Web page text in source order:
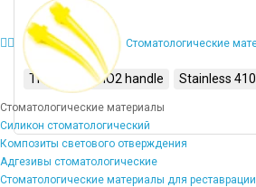
Стоматологические
Стоматологические материалы
Силикон стоматологический
Композиты светового отверждения
Адгезивы стоматологические
Стоматологические материалы для реставрации
TiO2 tips TiO2 handle Stainless 410